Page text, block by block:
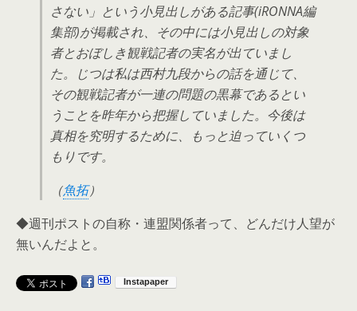
さない」という小見出しがある記事(iRONNA編
集部)が掲載され、その中には小見出しの対象
者とおぼしき観戦記者の実名が出ていまし
た。じつは私は西村九段からの話を通じて、
その観戦記者が一連の問題の黒幕であるとい
うことを昨年から把握していました。今後は
真相を究明するために、もっと迫っていくつ
もりです。
（魚拓）
◆週刊ポストの自称・連盟関係者って、どんだけ人望が
無いんだよと。